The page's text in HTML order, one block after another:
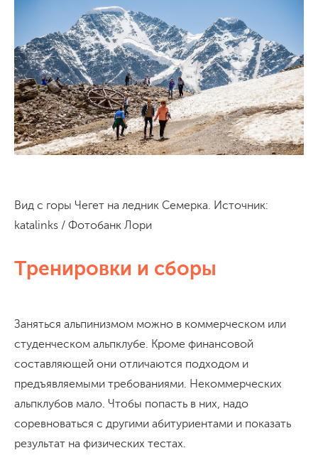
Вид с горы Чегет на ледник Семерка. Источник:
katalinks / Фотобанк Лори
Тренировки и сборы
Заняться альпинизмом можно в коммерческом или
студенческом альпклубе. Кроме финансовой
составляющей они отличаются подходом и
предъявляемыми требованиями. Некоммерческих
альпклубов мало. Чтобы попасть в них, надо
соревноваться с другими абитуриентами и показать
результат на физических тестах.